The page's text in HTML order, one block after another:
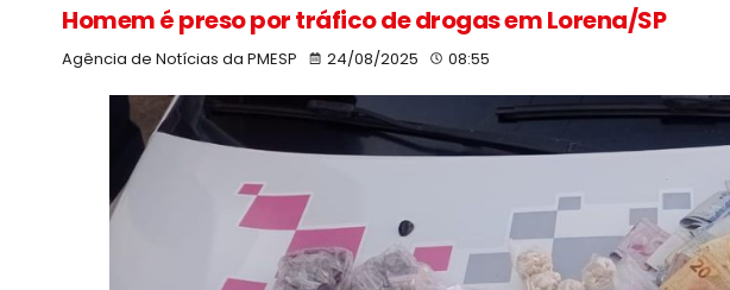
Homem é preso por tráfico de drogas em Lorena/SP
Agência de Notícias da PMESP 24/08/2025 08:55